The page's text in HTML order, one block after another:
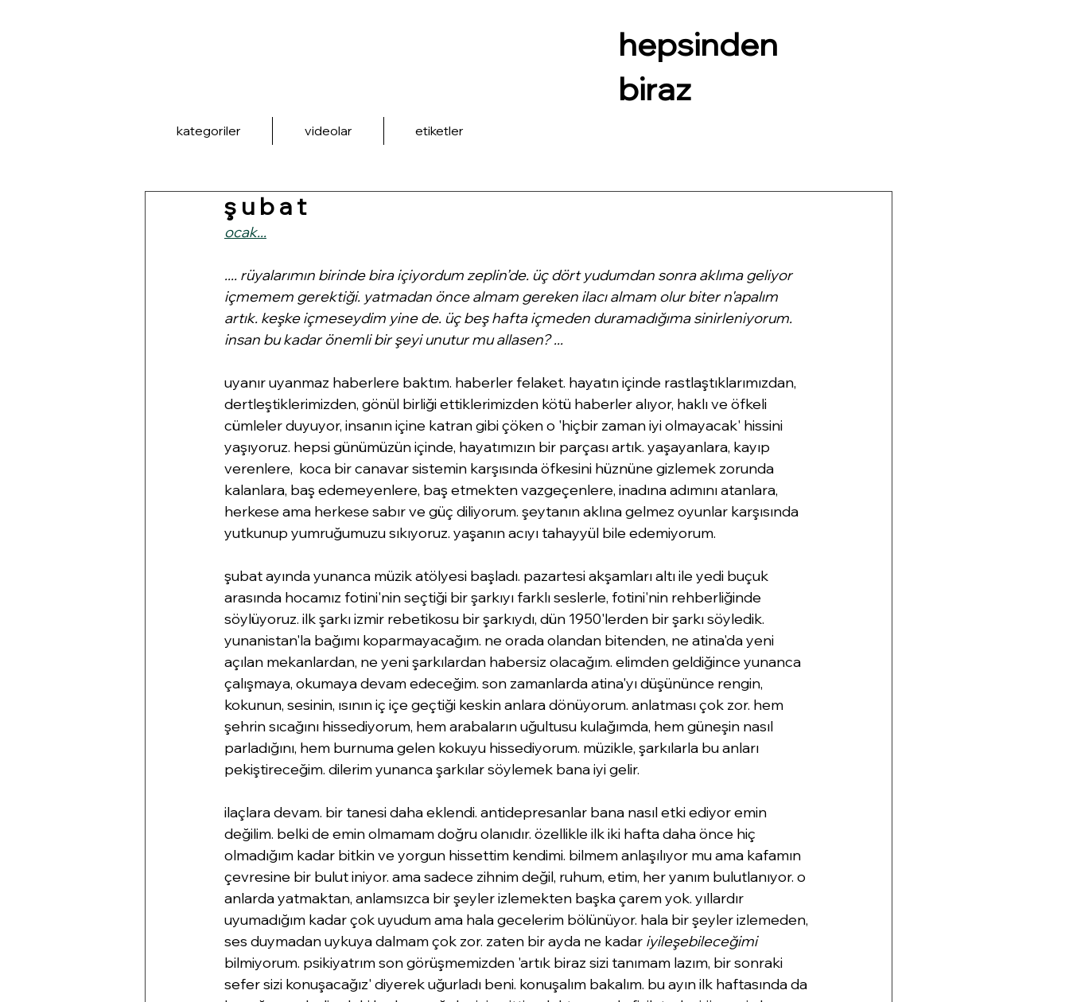
hepsinden
biraz
ş u b a t
ocak...
.... rüyalarımın birinde bira içiyordum zeplin’de. üç dört yudumdan sonra aklıma geliyor
içmemem gerektiği. yatmadan önce almam gereken ilacı almam olur biter n'apalım
artık. keşke içmeseydim yine de. üç beş hafta içmeden duramadığıma sinirleniyorum.
insan bu kadar önemli bir şeyi unutur mu allasen? ...
uyanır uyanmaz haberlere baktım. haberler felaket. hayatın içinde rastlaştıklarımızdan,
dertleştiklerimizden, gönül birliği ettiklerimizden kötü haberler alıyor, haklı ve öfkeli
cümleler duyuyor, insanın içine katran gibi çöken o 'hiçbir zaman iyi olmayacak' hissini
yaşıyoruz. hepsi günümüzün içinde, hayatımızın bir parçası artık. yaşayanlara, kayıp
verenlere,  koca bir canavar sistemin karşısında öfkesini hüznüne gizlemek zorunda
kalanlara, baş edemeyenlere, baş etmekten vazgeçenlere, inadına adımını atanlara,
herkese ama herkese sabır ve güç diliyorum. şeytanın aklına gelmez oyunlar karşısında
yutkunup yumruğumuzu sıkıyoruz. yaşanın acıyı tahayyül bile edemiyorum.
şubat ayında yunanca müzik atölyesi başladı. pazartesi akşamları altı ile yedi buçuk
arasında hocamız fotini'nin seçtiği bir şarkıyı farklı seslerle, fotini'nin rehberliğinde
söylüyoruz. ilk şarkı izmir rebetikosu bir şarkıydı, dün 1950'lerden bir şarkı söyledik.
yunanistan'la bağımı koparmayacağım. ne orada olandan bitenden, ne atina'da yeni
açılan mekanlardan, ne yeni şarkılardan habersiz olacağım. elimden geldiğince yunanca
çalışmaya, okumaya devam edeceğim. son zamanlarda atina'yı düşününce rengin,
kokunun, sesinin, ısının iç içe geçtiği keskin anlara dönüyorum. anlatması çok zor. hem
şehrin sıcağını hissediyorum, hem arabaların uğultusu kulağımda, hem güneşin nasıl
parladığını, hem burnuma gelen kokuyu hissediyorum. müzikle, şarkılarla bu anları
pekiştireceğim. dilerim yunanca şarkılar söylemek bana iyi gelir.
ilaçlara devam. bir tanesi daha eklendi. antidepresanlar bana nasıl etki ediyor emin
değilim. belki de emin olmamam doğru olanıdır. özellikle ilk iki hafta daha önce hiç
olmadığım kadar bitkin ve yorgun hissettim kendimi. bilmem anlaşılıyor mu ama kafamın
çevresine bir bulut iniyor. ama sadece zihnim değil, ruhum, etim, her yanım bulutlanıyor. o
anlarda yatmaktan, anlamsızca bir şeyler izlemekten başka çarem yok. yıllardır
uyumadığım kadar çok uyudum ama hala gecelerim bölünüyor. hala bir şeyler izlemeden,
ses duymadan uykuya dalmam çok zor. zaten bir ayda ne kadar iyileşebileceğimi
bilmiyorum. psikiyatrım son görüşmemizden 'artık biraz sizi tanımam lazım, bir sonraki
sefer sizi konuşacağız' diyerek uğurladı beni. konuşalım bakalım. bu ayın ilk haftasında da
kategoriler videolar etiketler